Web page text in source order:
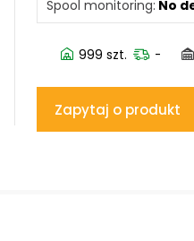
Spool monitoring: No
999 szt. -
Zapytaj o produkt